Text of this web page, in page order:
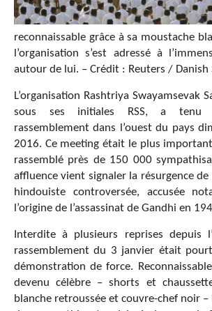
reconnaissable grâce à sa moustache
l’organisation s’est adressé à
autour de lui. – Crédit : Reuters / Danish
L’organisation Rashtriya Swayamsevak
sous ses initiales RSS, a tenu
rassemblement dans l’ouest du pays
2016. Ce meeting était le plus
rassemblé près de 150 000
affluence vient signaler la résurgence
hindouiste controversée, accusée
l’origine de l’assassinat de Gandhi en
Interdite à plusieurs reprises depuis
rassemblement du 3 janvier était
démonstration de force.
devenu célèbre – shorts et
blanche retroussée et couvre-chef noir